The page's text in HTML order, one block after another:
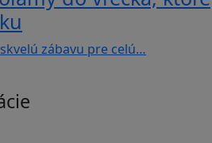
zábavu pre celú…